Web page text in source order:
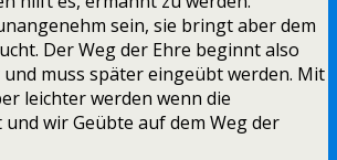
sein, sie bringt aber dem
Der Weg der Ehre beginnt also
muss später eingeübt werden. Mit
leichter werden wenn die
wir Geübte auf dem Weg der